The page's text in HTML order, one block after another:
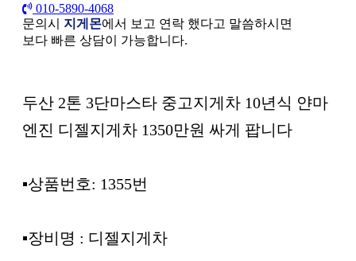
010-5890-4068
문의시 지게몬에서 보고 연락 했다고 말씀하시면
보다 빠른 상담이 가능합니다.
본문
두산 2톤 3단마스타 중고지게차 10년식 얀마
엔진 디젤지게차 1350만원 싸게 팝니다
▪︎상품번호: 1355번
▪︎장비명 : 디젤지게차